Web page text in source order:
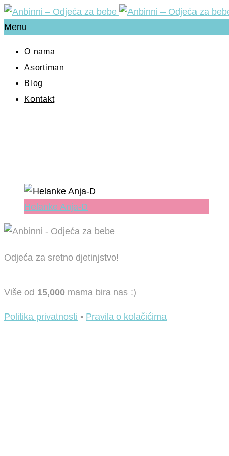
Menu
O nama
Asortiman
Blog
Kontakt
Helanke Anja-D
Odjeća za sretno djetinjstvo!
Više od 15,000 mama bira nas :)
Politika privatnosti • Pravila o kolačićima